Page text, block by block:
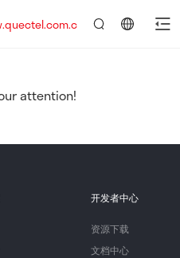
attention!
开发者中心
资源下载
文档中心